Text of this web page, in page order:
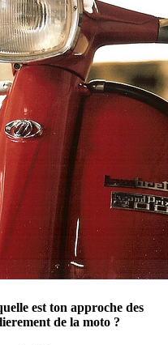
est ton approche des
de la moto ?